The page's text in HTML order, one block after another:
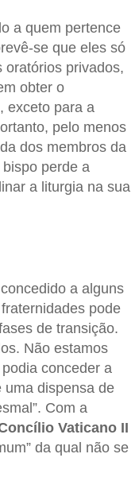
a quem pertence
se que eles só
oratórios privados,
obter o
exceto para a
pelo menos
dos membros da
perde a
a liturgia na sua
a alguns
pode
de transição.
Não estamos
conceder a
uma dispensa de
Com a
Vaticano II
da qual não se